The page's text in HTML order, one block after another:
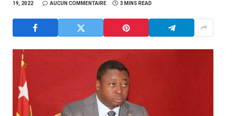
19, 2022 AUCUN COMMENTAIRE 3 MINS READ